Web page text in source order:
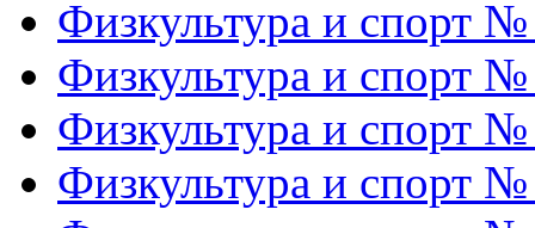
Физкультура и спорт
Физкультура и спорт
Физкультура и спорт
Физкультура и спорт